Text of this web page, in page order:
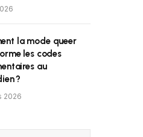
la mode queer
les codes
au
?
2026